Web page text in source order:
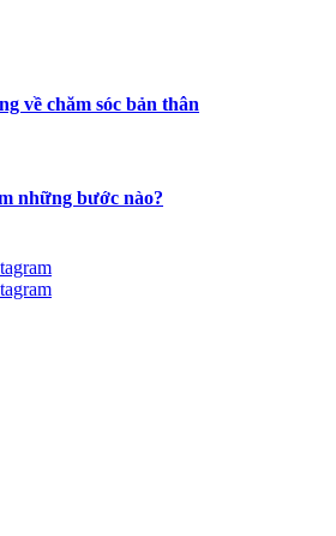
về chăm sóc bản thân
những bước nào?